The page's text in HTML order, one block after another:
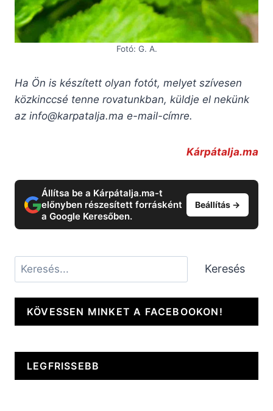
Fotó: G. A.
Ha Ön is készített olyan fotót, melyet szívesen
közkinccsé tenne rovatunkban, küldje el nekünk
az info@karpatalja.ma e-mail-címre.
Kárpátalja.ma
Állítsa be a Kárpátalja.ma-t
előnyben részesített forrásként
a Google Keresőben.
Beállítás →
Keresés Keresés
KÖVESSEN MINKET A FACEBOOKON!
LEGFRISSEBB